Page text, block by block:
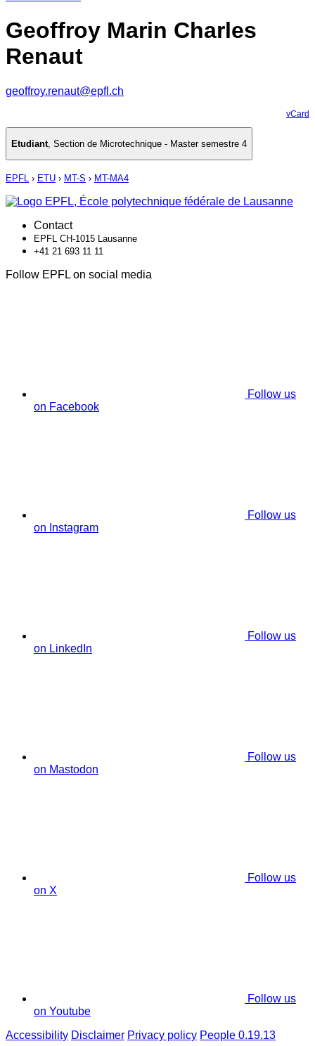
Geoffroy Marin Charles
Renaut
geoffroy.renaut@epfl.ch
vCard
Etudiant, Section de Microtechnique - Master semestre 4
EPFL › ETU › MT-S › MT-MA4
Contact
EPFL CH-1015 Lausanne
+41 21 693 11 11
Follow EPFL on social media
Follow us
on Facebook
Follow us
on Instagram
Follow us
on LinkedIn
Follow us
on Mastodon
Follow us
on X
Follow us
on Youtube
Accessibility Disclaimer Privacy policy People 0.19.13